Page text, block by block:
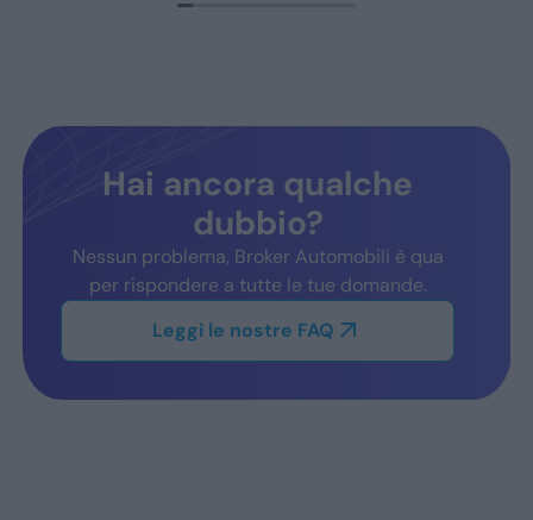
Hai ancora qualche
dubbio?
Nessun problema, Broker Automobili è qua
per rispondere a tutte le tue domande.
Leggi le nostre FAQ